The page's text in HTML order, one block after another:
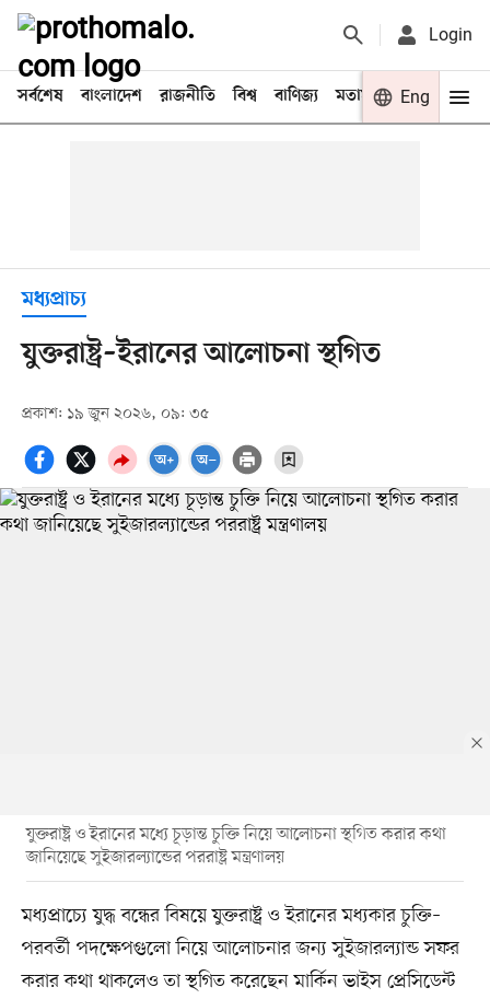
Login
সর্বশেষ বাংলাদেশ রাজনীতি বিশ্ব বাণিজ্য মতামত খেলা
Eng
মধ্যপ্রাচ্য
যুক্তরাষ্ট্র–ইরানের আলোচনা স্থগিত
প্রকাশ: ১৯ জুন ২০২৬, ০৯: ৩৫
যুক্তরাষ্ট্র ও ইরানের মধ্যে চূড়ান্ত চুক্তি নিয়ে আলোচনা স্থগিত করার কথা
জানিয়েছে সুইজারল্যান্ডের পররাষ্ট্র মন্ত্রণালয়
মধ্যপ্রাচ্যে যুদ্ধ বন্ধের বিষয়ে যুক্তরাষ্ট্র ও ইরানের মধ্যকার চুক্তি–
পরবর্তী পদক্ষেপগুলো নিয়ে আলোচনার জন্য সুইজারল্যান্ড সফর
করার কথা থাকলেও তা স্থগিত করেছেন মার্কিন ভাইস প্রেসিডেন্ট